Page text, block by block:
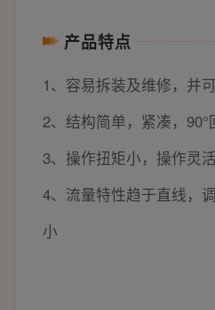
产品特点
1、容易拆装及维修，并
2、结构简单，紧凑，
3、操作扭矩小，操作灵
4、流量特性趋于直线，
小